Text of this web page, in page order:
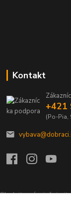
Kontakt
+421
(Po-Pia,
Sledujte nás,